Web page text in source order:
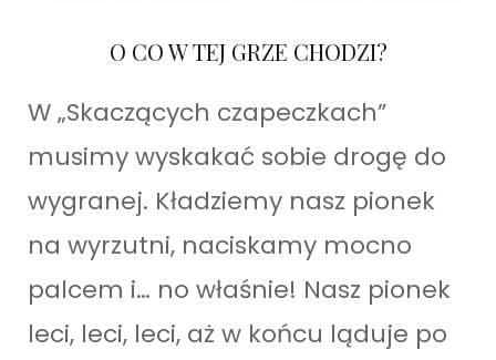
O CO W TEJ GRZE CHODZI?
W „Skaczących czapeczkach”
musimy wyskakać sobie drogę do
wygranej. Kładziemy nasz pionek
na wyrzutni, naciskamy mocno
palcem i… no właśnie! Nasz pionek
leci, leci, leci, aż w końcu ląduje po